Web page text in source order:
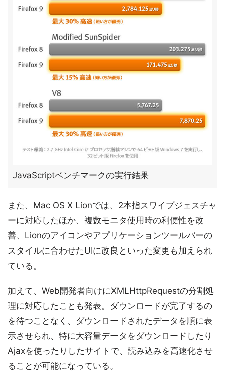
JavaScriptベンチマークの実行結果
また、Mac OS X Lionでは、2本指スワイプジェスチャ
ーに対応したほか、複数モニタ使用時の利便性を改
善、Lionのアイコンやアプリケーションツールバーの
スタイルに合わせたUIに改良といった変更も加えられ
ている。
加えて、Web開発者向けにXMLHttpRequestの分割処
理に対応したことも発表。ダウンロードが完了するの
を待つことなく、ダウンロードされたデータを順に表
示させられ、特に大容量データをダウンロードしたり
Ajaxを使ったりしたサイトで、読み込みを高速化させ
ることが可能になっている。